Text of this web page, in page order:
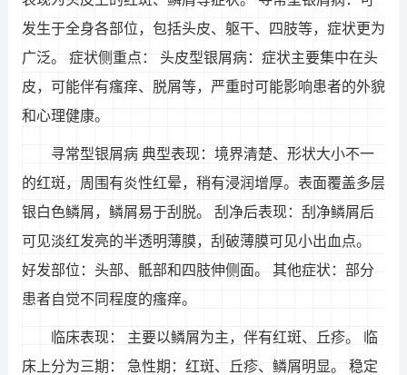
发生于全身各部位，包括头皮、躯干、四肢等，症状更为
广泛。 症状侧重点： 头皮型银屑病：症状主要集中在头
皮，可能伴有瘙痒、脱屑等，严重时可能影响患者的外貌
和心理健康。
寻常型银屑病 典型表现：境界清楚、形状大小不一
的红斑，周围有炎性红晕，稍有浸润增厚。表面覆盖多层
银白色鳞屑，鳞屑易于刮脱。 刮净后表现：刮净鳞屑后
可见淡红发亮的半透明薄膜，刮破薄膜可见小出血点。
好发部位：头部、骶部和四肢伸侧面。 其他症状：部分
患者自觉不同程度的瘙痒。
临床表现： 主要以鳞屑为主，伴有红斑、丘疹。 临
床上分为三期： 急性期：红斑、丘疹、鳞屑明显。 稳定